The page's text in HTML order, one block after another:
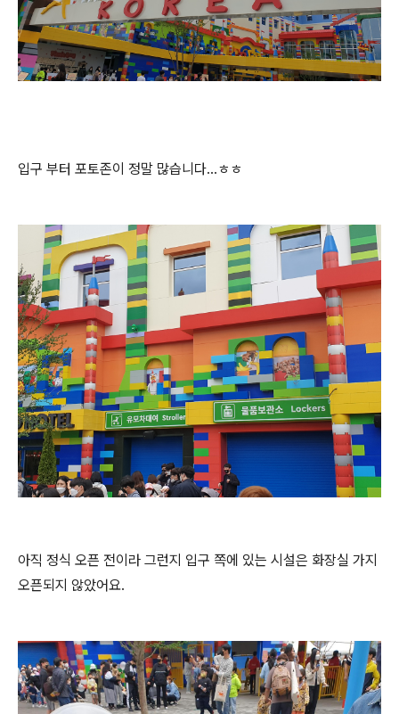
입구 부터 포토존이 정말 많습니다...ㅎㅎ
아직 정식 오픈 전이라 그런지 입구 쪽에 있는 시설은 화장실 가지
오픈되지 않았어요.